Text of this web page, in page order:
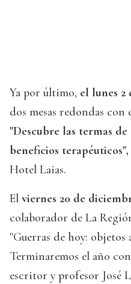
Ya por último, el lunes 2
dos mesas redondas
"Descubre las termas
beneficios terapéuticos",
Hotel Laias.
El viernes 20 de
colaborador de La
"Guerras de hoy: objetos
Terminaremos el año
escritor y profesor José